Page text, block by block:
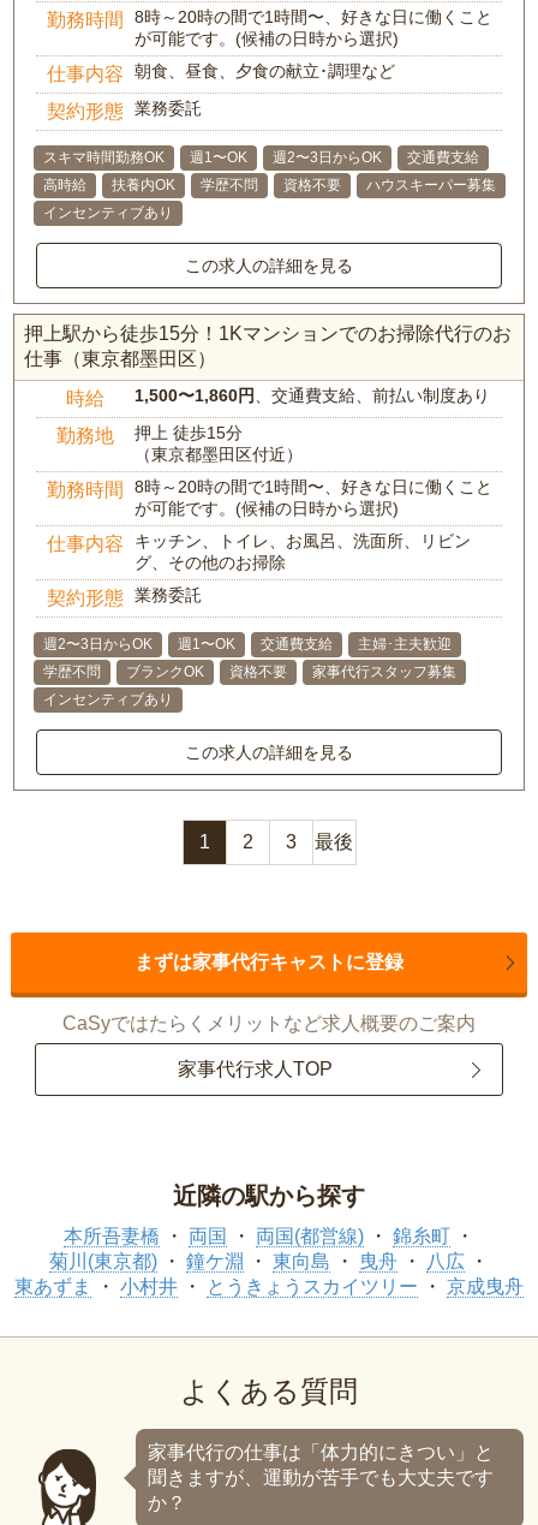
勤務時間
8時～20時の間で1時間〜、好きな日に働くこと
が可能です。(候補の日時から選択)
仕事内容 朝食、昼食、夕食の献立･調理など
契約形態 業務委託
スキマ時間勤務OK 週1〜OK 週2〜3日からOK
交通費支給
高時給
扶養内OK 学歴不問 資格不要
ハウスキーパー募集
インセンティブあり
この求人の詳細を見る
押上駅から徒歩15分！1Kマンションでのお掃除代行のお
仕事（東京都墨田区）
時給 1,500〜1,860円 、交通費支給、前払い制度あり
勤務地
押上 徒歩15分
（東京都墨田区付近）
勤務時間
8時～20時の間で1時間〜、好きな日に働くこと
が可能です。(候補の日時から選択)
仕事内容
キッチン、トイレ、お風呂、洗面所、リビン
グ、その他のお掃除
契約形態 業務委託
週2〜3日からOK 週1〜OK 交通費支給
主婦･主夫歓迎
学歴不問
ブランクOK 資格不要
家事代行スタッフ募集
インセンティブあり
この求人の詳細を見る
1 2 3 最後
まずは家事代行キャストに登録
CaSyではたらくメリットなど求人概要のご案内
家事代行求人TOP
近隣の駅から探す
本所吾妻橋 両国 両国(都営線)
錦糸町
菊川(東京都)
鐘ケ淵 東向島 曳舟
八広
東あずま
小村井 とうきょうスカイツリー 京成曳舟
よくある質問
家事代行の仕事は「体力的にきつい」と
聞きますが、運動が苦手でも大丈夫です
か？